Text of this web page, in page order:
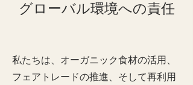
グローバル環境への責任
私たちは、オーガニック食材の活用、
フェアトレードの推進、そして再利用